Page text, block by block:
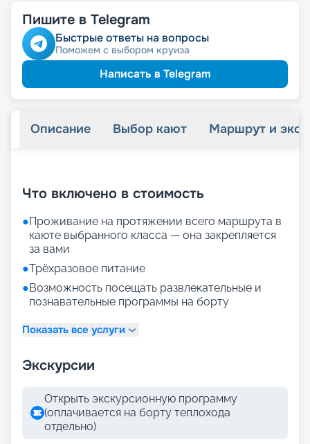
Пишите в Telegram
Быстрые ответы на вопросы
Поможем с выбором круиза
Написать в Telegram
Описание Выбор кают Маршрут и
Что включено в стоимость
●Проживание на протяжении всего маршрута в
каюте выбранного класса — она закрепляется
за вами
●Трёхразовое питание
●Возможность посещать развлекательные и
познавательные программы на борту
Показать все услуги
Экскурсии
Открыть экскурсионную программу
(оплачивается на борту теплохода
отдельно)